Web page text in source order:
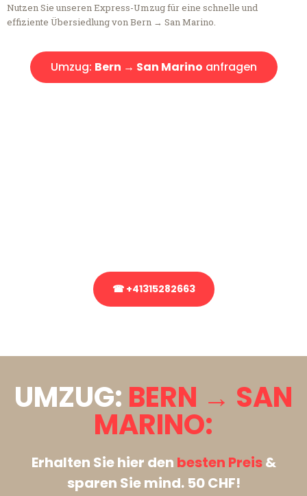
Nutzen Sie unseren Express-Umzug für eine schnelle und
effiziente Übersiedlung von Bern → San Marino.
Umzug: Bern → San Marino anfragen
☎ +41315282663
UMZUG: BERN → SAN
MARINO:
Erhalten Sie hier den besten Preis&
sparen Sie mind. 50 CHF!